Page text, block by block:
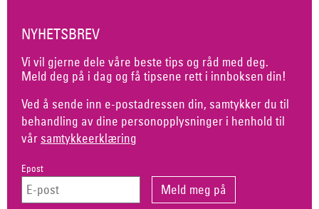
NYHETSBREV
Vi vil gjerne dele våre beste tips og råd med deg.
Meld deg på i dag og få tipsene rett i innboksen din!
Ved å sende inn e-postadressen din, samtykker du til
behandling av dine personopplysninger i henhold til
vår samtykkeerklæring
Epost